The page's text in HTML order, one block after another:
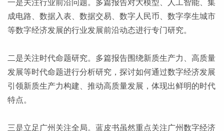
一是关注行业前沿问题。多篇报告对大模型、人工智能、集
成电路、数据入表、数据交易、数字人民币、数字孪生城市
等数字经济发展的行业发展前沿动态进行专门研究。
二是关注时代命题研究。多篇报告围绕新质生产力、高质量
发展等时代命题进行分析研究，探讨如何通过数字经济发展
引领新质生产力构建、推动高质量发展，体现出鲜明的时代
特点。
三是立足广州关注全局。蓝皮书虽然重点关注广州数字经济